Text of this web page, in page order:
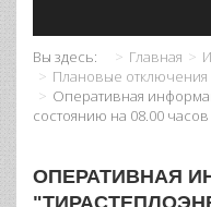
Вы здесь: Главная
Плановые отключения
Оперативная
состоянию на 08.00 часов
ОПЕРАТИВНАЯ